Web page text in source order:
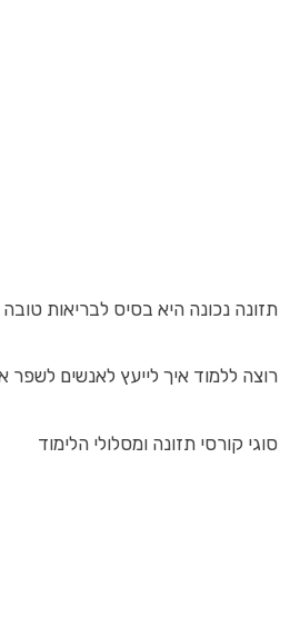
תזונה נכונה היא בסיס לבריאות
רוצה ללמוד איך לייעץ לאנשים
סוגי קורסי תזונה ומסלולי הלימוד